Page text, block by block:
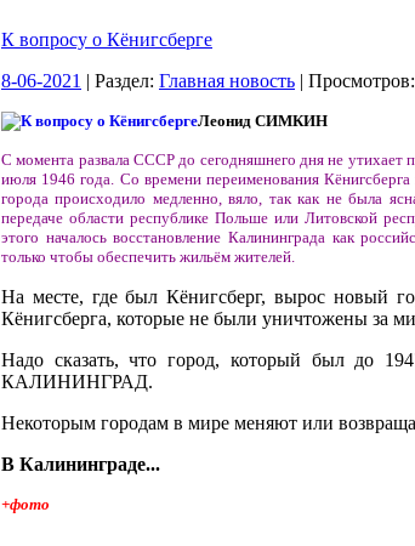
К вопросу о Кёнигсберге
8-06-2021 | Раздел: Главная новость |
Леонид СИМКИН
С момента развала СССР до сегодняшнего дня не утихает
июля 1946 года. Со времени переименования
города происходило медленно, вяло, так как не была
передаче области республике Польше или Литовской
этого началось восстановление Калининграда как
только чтобы обеспечить жильём жителей.
На месте, где был Кёнигсберг, вырос новый
Кёнигсберга, которые не были уничтожены за
Надо сказать, что город, который был до
КАЛИНИНГРАД.
Некоторым городам в мире меняют или
В Калининграде...
+фото